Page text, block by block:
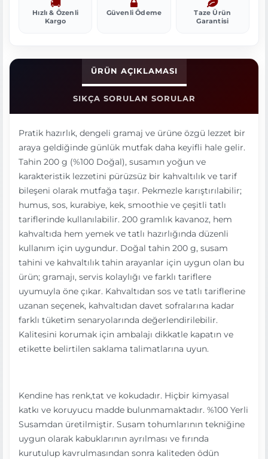
Hızlı & Özenli
Kargo
Güvenli Ödeme
Taze Ürün
Garantisi
ÜRÜN AÇIKLAMASI
SIKÇA SORULAN SORULAR
Pratik hazırlık, dengeli gramaj ve ürüne özgü lezzet bir
araya geldiğinde günlük mutfak daha keyifli hale gelir.
Tahin 200 g (%100 Doğal), susamın yoğun ve
karakteristik lezzetini pürüzsüz bir kahvaltılık ve tarif
bileşeni olarak mutfağa taşır. Pekmezle karıştırılabilir;
humus, sos, kurabiye, kek, smoothie ve çeşitli tatlı
tariflerinde kullanılabilir. 200 gramlık kavanoz, hem
kahvaltıda hem yemek ve tatlı hazırlığında düzenli
kullanım için uygundur. Doğal tahin 200 g, susam
tahini ve kahvaltılık tahin arayanlar için uygun olan bu
ürün; gramajı, servis kolaylığı ve farklı tariflere
uyumuyla öne çıkar. Kahvaltıdan sos ve tatlı tariflerine
uzanan seçenek, kahvaltıdan davet sofralarına kadar
farklı tüketim senaryolarında değerlendirilebilir.
Kalitesini korumak için ambalajı dikkatle kapatın ve
etikette belirtilen saklama talimatlarına uyun.
Kendine has renk,tat ve kokudadır. Hiçbir kimyasal
katkı ve koruyucu madde bulunmamaktadır. %100 Yerli
Susamdan üretilmiştir. Susam tohumlarının tekniğine
uygun olarak kabuklarının ayrılması ve fırında
kurutulup kavrulmasından sonra kaliteden ödün